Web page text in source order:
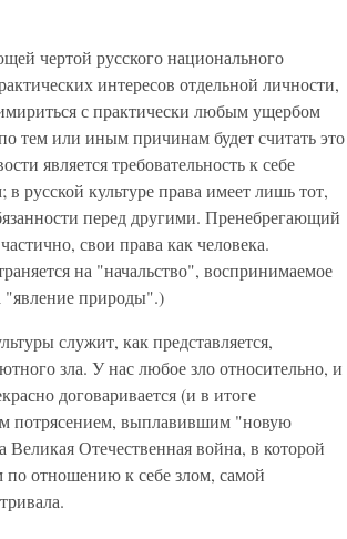
чертой русского национального
интересов отдельной личности,
с практически любым ущербом
тем или иным причинам будет считать это
является требовательность к себе
культуре права имеет лишь тот,
перед другими. Пренебрегающий
свои права как человека.
на "начальство", воспринимаемое
"явление природы".)
служит, как представляется,
зла. У нас любое зло относительно, и
договаривается (и в итоге
потрясением, выплавившим "новую
Отечественная война, в которой
по отношению к себе злом, самой